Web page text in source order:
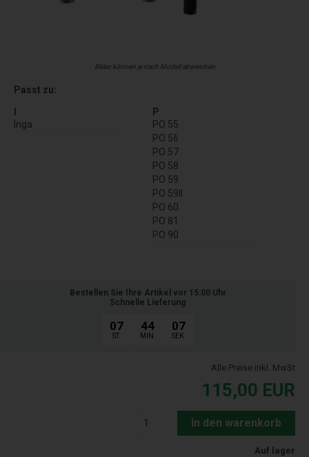
Bilder können je nach Modell abweichen
Passt zu:
Inga
P
PO 55
PO 56
PO 57
PO 58
PO 59
PO 59II
PO 60
PO 81
PO 90
Bestellen Sie Ihre Artikel vor 15:00 Uhr
Schnelle Lieferung
07
ST.
44
MIN.
07
SEK.
Alle Preise inkl. MwSt
115,00 EUR
In den warenkorb
Auf lager